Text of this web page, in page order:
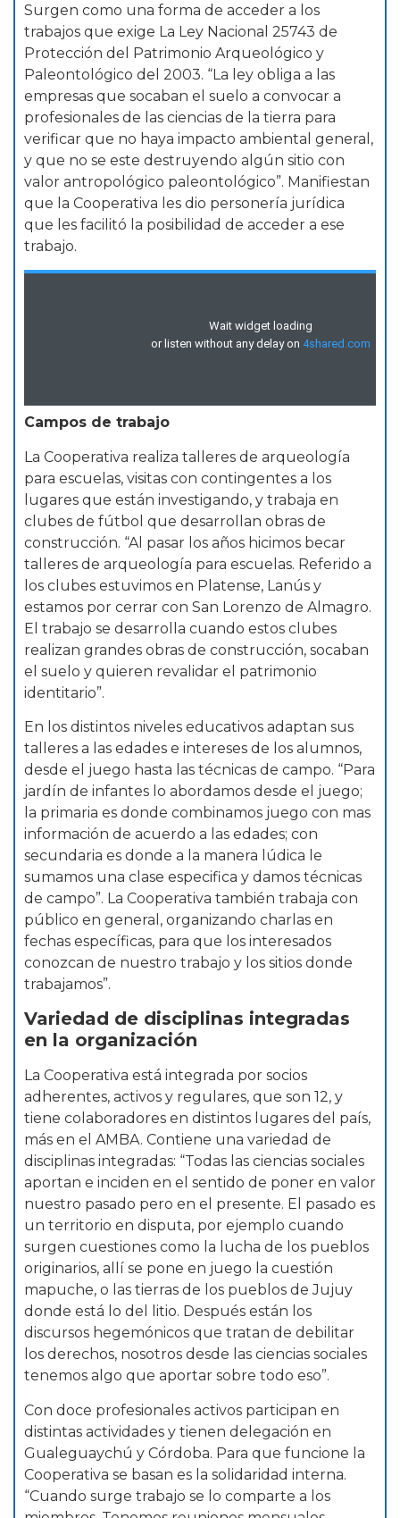
Surgen como una forma de acceder a los
trabajos que exige La Ley Nacional 25743 de
Protección del Patrimonio Arqueológico y
Paleontológico del 2003. “La ley obliga a las
empresas que socaban el suelo a convocar a
profesionales de las ciencias de la tierra para
verificar que no haya impacto ambiental general,
y que no se este destruyendo algún sitio con
valor antropológico paleontológico”. Manifiestan
que la Cooperativa les dio personería jurídica
que les facilitó la posibilidad de acceder a ese
trabajo.
Campos de trabajo
La Cooperativa realiza talleres de arqueología
para escuelas, visitas con contingentes a los
lugares que están investigando, y trabaja en
clubes de fútbol que desarrollan obras de
construcción. “Al pasar los años hicimos becar
talleres de arqueología para escuelas. Referido a
los clubes estuvimos en Platense, Lanús y
estamos por cerrar con San Lorenzo de Almagro.
El trabajo se desarrolla cuando estos clubes
realizan grandes obras de construcción, socaban
el suelo y quieren revalidar el patrimonio
identitario”.
En los distintos niveles educativos adaptan sus
talleres a las edades e intereses de los alumnos,
desde el juego hasta las técnicas de campo. “Para
jardín de infantes lo abordamos desde el juego;
la primaria es donde combinamos juego con mas
información de acuerdo a las edades; con
secundaria es donde a la manera lúdica le
sumamos una clase especifica y damos técnicas
de campo”. La Cooperativa también trabaja con
público en general, organizando charlas en
fechas específicas, para que los interesados
conozcan de nuestro trabajo y los sitios donde
trabajamos”.
Variedad de disciplinas integradas
en la organización
La Cooperativa está integrada por socios
adherentes, activos y regulares, que son 12, y
tiene colaboradores en distintos lugares del país,
más en el AMBA. Contiene una variedad de
disciplinas integradas: “Todas las ciencias sociales
aportan e inciden en el sentido de poner en valor
nuestro pasado pero en el presente. El pasado es
un territorio en disputa, por ejemplo cuando
surgen cuestiones como la lucha de los pueblos
originarios, allí se pone en juego la cuestión
mapuche, o las tierras de los pueblos de Jujuy
donde está lo del litio. Después están los
discursos hegemónicos que tratan de debilitar
los derechos, nosotros desde las ciencias sociales
tenemos algo que aportar sobre todo eso”.
Con doce profesionales activos participan en
distintas actividades y tienen delegación en
Gualeguaychú y Córdoba. Para que funcione la
Cooperativa se basan es la solidaridad interna.
“Cuando surge trabajo se lo comparte a los